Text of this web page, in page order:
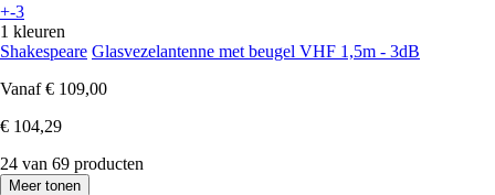
+-3
1 kleuren
Shakespeare Glasvezelantenne met beugel VHF 1,5m - 3dB
Vanaf € 109,00
€ 104,29
24 van 69 producten
Meer tonen